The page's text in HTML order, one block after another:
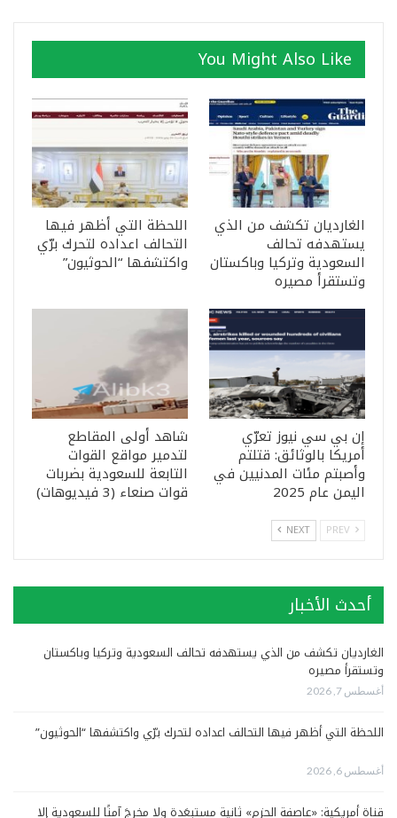
You Might Also Like
الغارديان تكشف من الذي
يستهدفه تحالف
السعودية وتركيا وباكستان
وتستقرأ مصيره
اللحظة التي أظهر فيها
التحالف اعداده لتحرك برّي
واكتشفها “الحوثيون”
إن بي سي نيوز تعرّي
أمريكا بالوثائق: قتلتم
وأصبتم مئات المدنيين في
اليمن عام 2025
شاهد أولى المقاطع
لتدمير مواقع القوات
التابعة للسعودية بضربات
قوات صنعاء (3 فيديوهات)
NEXT
أحدث الأخبار
الغارديان تكشف من الذي يستهدفه تحالف السعودية وتركيا وباكستان
وتستقرأ مصيره
أغسطس 7, 2026
اللحظة التي أظهر فيها التحالف اعداده لتحرك برّي واكتشفها “الحوثيون”
أغسطس 6, 2026
قناة أمريكية: «عاصفة الحزم» ثانية مستبعَدة ولا مخرجَ آمنًا للسعودية إلا